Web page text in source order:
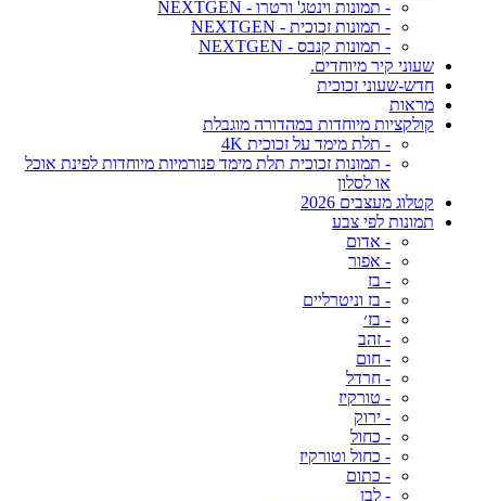
- תמונות וינטג' ורטרו - NEXTGEN
- תמונות זכוכית - NEXTGEN
- תמונות קנבס - NEXTGEN
שעוני קיר מיוחדים.
חדש-שעוני זכוכית
מראות
קולקציות מיוחדות במהדורה מוגבלת
- תלת מימד על זכוכית 4K
- תמונות זכוכית תלת מימד פנורמיות מיוחדות לפינת אוכל
או לסלון
קטלוג מעצבים 2026
תמונות לפי צבע
- אדום
- אפור
- בז
- בז וניטרליים
- בז׳
- זהב
- חום
- חרדל
- טורקיז
- ירוק
- כחול
- כחול וטורקיז
- כתום
- לבן